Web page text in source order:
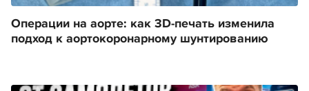
Операции на аорте: как 3D-печать изменила
подход к аортокоронарному шунтированию